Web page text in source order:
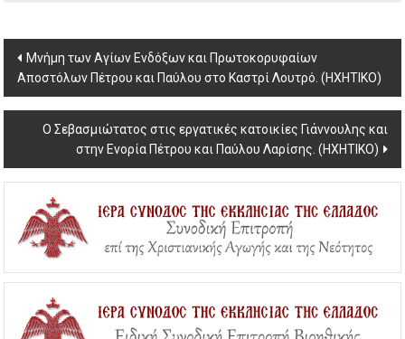
Post
navigation
Μνήμη των Αγίων Ενδόξων και Πρωτοκορυφαίων
Αποστόλων Πέτρου και Παύλου στο Καστρί Λουτρό. (ΗΧΗΤΙΚΟ)
Ο Σεβασμιώτατος στις εργατικές κατοικίες Γιάννουλης και
στην Ενορία Πέτρου και Παύλου Λαρίσης. (ΗΧΗΤΙΚΟ)